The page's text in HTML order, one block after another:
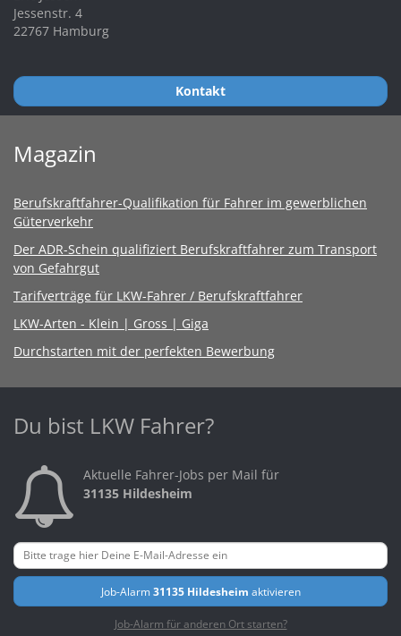
Jessenstr. 4
22767 Hamburg
Kontakt
Magazin
Berufskraftfahrer-Qualifikation für Fahrer im gewerblichen
Güterverkehr
Der ADR-Schein qualifiziert Berufskraftfahrer zum Transport
von Gefahrgut
Tarifverträge für LKW-Fahrer / Berufskraftfahrer
LKW-Arten - Klein | Gross | Giga
Durchstarten mit der perfekten Bewerbung
Du bist LKW Fahrer?
Aktuelle Fahrer-Jobs per Mail für
31135 Hildesheim
Job-Alarm31135 Hildesheim aktivieren
Job-Alarm für anderen Ort starten?